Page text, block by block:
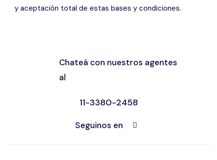
y aceptación total de estas bases y condiciones.
Chateá con nuestros agentes
al
11-3380-2458
Seguinos en